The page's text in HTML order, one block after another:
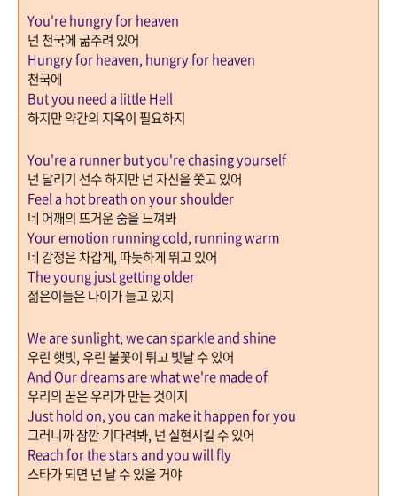
You're hungry for heaven
넌 천국에 굶주려 있어
Hungry for heaven, hungry for heaven
천국에
But you need a little Hell
하지만 약간의 지옥이 필요하지
You're a runner but you're chasing yourself
넌 달리기 선수 하지만 넌 자신을 쫓고 있어
Feel a hot breath on your shoulder
네 어깨의 뜨거운 숨을 느껴봐
Your emotion running cold, running warm
네 감정은 차갑게, 따듯하게 뛰고 있어
The young just getting older
젊은이들은 나이가 들고 있지
We are sunlight, we can sparkle and shine
우린 햇빛,우린 불꽃이 튀고 빛날 수 있어
And Our dreams are what we're made of
우리의 꿈은 우리가 만든 것이지
Just hold on, you can make it happen for you
그러니까 잠깐 기다려봐, 넌 실현시킬 수 있어
Reach for the stars and you will fly
스타가 되면 넌 날 수 있을 거야